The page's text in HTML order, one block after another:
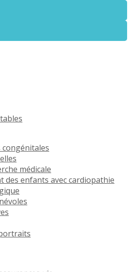
congénitales
médicale
des enfants avec cardiopathie